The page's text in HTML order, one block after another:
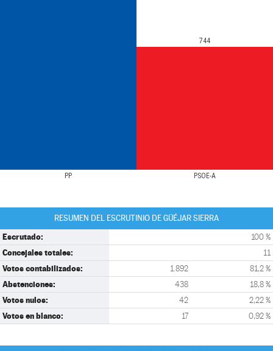
PP PSOE-A
744
RESUMEN DEL ESCRUTINIO DE GÜÉJAR SIERRA
Escrutado: 100 %
Concejales totales: 11
Votos contabilizados: 1.892 81,2 %
Abstenciones: 438 18,8 %
Votos nulos: 42 2,22 %
Votos en blanco: 17 0,92 %